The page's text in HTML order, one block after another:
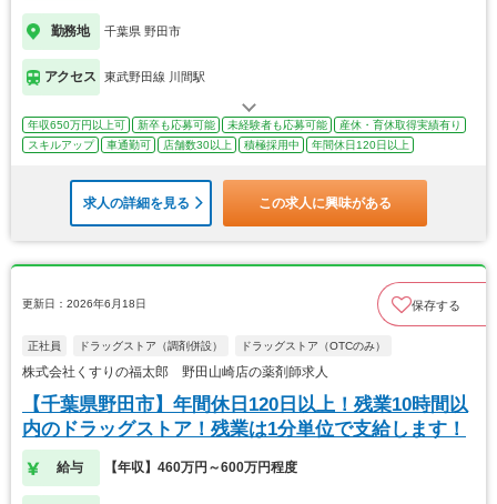
勤務地 千葉県 野田市
アクセス 東武野田線 川間駅
年収650万円以上可 新卒も応募可能 未経験者も応募可能
産休・育休取得実績有り
スキルアップ
車通勤可 店舗数30以上 積極採用中 年間休日120日以上
求人の詳細を見る この求人に興味がある
更新日：2026年6月18日 保存する
正社員 ドラッグストア（調剤併設） ドラッグストア（OTCのみ）
株式会社くすりの福太郎 野田山崎店の薬剤師求人
【千葉県野田市】年間休日120日以上！残業10時間以
内のドラッグストア！残業は1分単位で支給します！
給与 【年収】460万円～600万円程度